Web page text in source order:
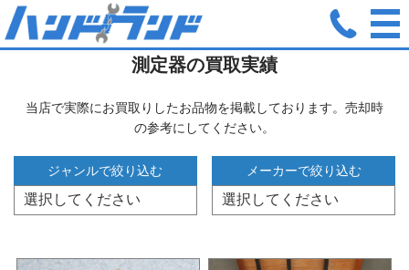
ホーム 測定器
測定器の買取実績
当店で実際にお買取りしたお品物を掲載しております。売却時
の参考にしてください。
ジャンルで絞り込む メーカーで絞り込む